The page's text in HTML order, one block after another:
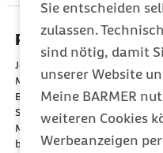
Sie entscheiden
zulassen.
sind nötig, damit
unserer Website
Meine BARMER
weiteren Cookies
Werbeanzeigen
Pneumonie
Jedes Jahr erkranken in
Menschen an einer
Betroffenen muss im
Säuglinge und Kleinkinder,
Menschen mit einer
besonders hohes